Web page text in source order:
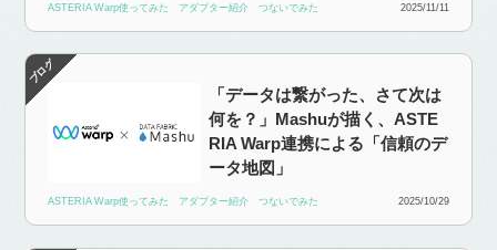
ASTERIA Warp使ってみた アダプター紹介 つないでみた 2025/11/11
「データは繋がった、さて次は
何を？」Mashuが描く、ASTE
RIA Warp連携による「信頼のデ
ータ地図」
ASTERIA Warp使ってみた アダプター紹介 つないでみた 2025/10/29